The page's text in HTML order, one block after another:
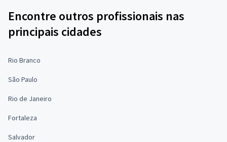
Encontre outros profissionais nas
principais cidades
Rio Branco
São Paulo
Rio de Janeiro
Fortaleza
Salvador